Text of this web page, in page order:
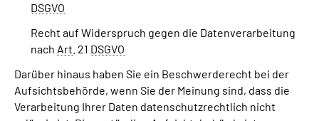
DSGVO
Recht auf Widerspruch gegen die Datenverarbeitung
nach Art. 21 DSGVO
Darüber hinaus haben Sie ein Beschwerderecht bei der
Aufsichtsbehörde, wenn Sie der Meinung sind, dass die
Verarbeitung Ihrer Daten datenschutzrechtlich nicht